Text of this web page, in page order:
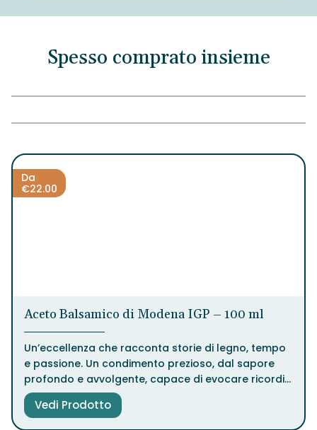
Spesso comprato insieme
Da
€22.00
Aceto Balsamico di Modena IGP – 100 ml
Un’eccellenza che racconta storie di legno, tempo
e passione. Un condimento prezioso, dal sapore
profondo e avvolgente, capace di evocare ricordi
e creare emozioni a ogni goccia.
Disponibile in quattro affinamenti diversi, l’Aceto
Vedi Prodotto